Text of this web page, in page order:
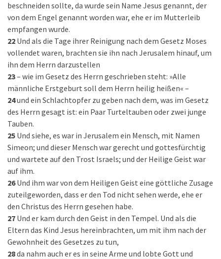
beschneiden sollte, da wurde sein Name Jesus genannt, der
von dem Engel genannt worden war, ehe er im Mutterleib
empfangen wurde.
22 Und als die Tage ihrer Reinigung nach dem Gesetz Moses
vollendet waren, brachten sie ihn nach Jerusalem hinauf, um
ihn dem Herrn darzustellen
23– wie im Gesetz des Herrn geschrieben steht: »Alle
männliche Erstgeburt soll dem Herrn heilig heißen« –
24und ein Schlachtopfer zu geben nach dem, was im Gesetz
des Herrn gesagt ist: ein Paar Turteltauben oder zwei junge
Tauben.
25 Und siehe, es war in Jerusalem ein Mensch, mit Namen
Simeon; und dieser Mensch war gerecht und gottesfürchtig
und wartete auf den Trost Israels; und der Heilige Geist war
auf ihm.
26 Und ihm war von dem Heiligen Geist eine göttliche Zusage
zuteilgeworden, dass er den Tod nicht sehen werde, ehe er
den Christus des Herrn gesehen habe.
27 Und er kam durch den Geist in den Tempel. Und als die
Eltern das Kind Jesus hereinbrachten, um mit ihm nach der
Gewohnheit des Gesetzes zu tun,
28da nahm auch er es in seine Arme und lobte Gott und